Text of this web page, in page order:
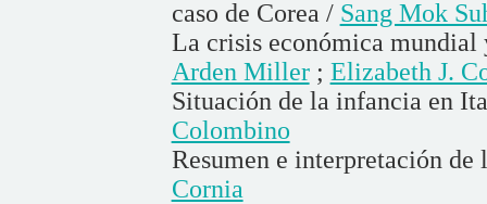
caso de Corea / Sang Mok
La crisis económica
Arden Miller; Elizabeth J.
Situación de la infancia en
Colombino
Resumen e interpretación
Cornia